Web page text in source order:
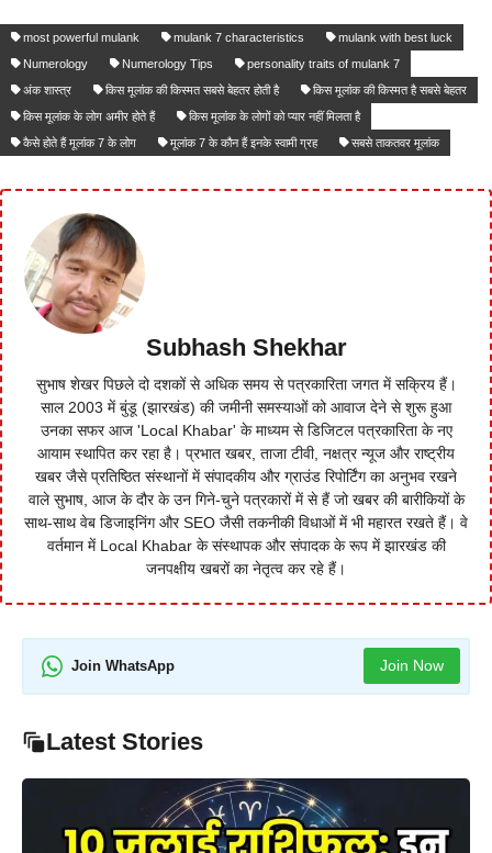
most powerful mulank mulank 7 characteristics
mulank with best luck
Numerology
Numerology Tips
personality traits of mulank 7
अंक शास्त्र
किस मूलांक की किस्मत सबसे बेहतर होती है
किस मूलांक की किस्मत है सबसे बेहतर
किस मूलांक के लोग अमीर होते हैं
किस मूलांक के लोगों को प्यार नहीं मिलता है
कैसे होते हैं मूलांक 7 के लोग
मूलांक 7 के कौन हैं इनके स्वामी ग्रह सबसे ताकतवर मूलांक
Subhash Shekhar
सुभाष शेखर पिछले दो दशकों से अधिक समय से पत्रकारिता जगत में सक्रिय हैं।
साल 2003 में बुंडू (झारखंड) की जमीनी समस्याओं को आवाज देने से शुरू हुआ
उनका सफर आज 'Local Khabar' के माध्यम से डिजिटल पत्रकारिता के नए
आयाम स्थापित कर रहा है। प्रभात खबर, ताजा टीवी, नक्षत्र न्यूज और राष्ट्रीय
खबर जैसे प्रतिष्ठित संस्थानों में संपादकीय और ग्राउंड रिपोर्टिंग का अनुभव रखने
वाले सुभाष, आज के दौर के उन गिने-चुने पत्रकारों में से हैं जो खबर की बारीकियों के
साथ-साथ वेब डिजाइनिंग और SEO जैसी तकनीकी विधाओं में भी महारत रखते हैं। वे
वर्तमान में Local Khabar के संस्थापक और संपादक के रूप में झारखंड की
जनपक्षीय खबरों का नेतृत्व कर रहे हैं।
Join WhatsApp Join Now
Latest Stories